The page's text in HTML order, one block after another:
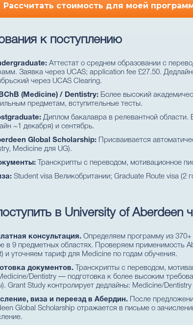
Рассчитать стоимость для моей
к поступлению
Аттестат о среднем образовании с
Заявка через UCAS; application fee £27.50.
через UCAS Clearing.
(Medicine) / Dentistry: Более высокий
предметам, вступительные тесты.
Диплом бакалавра в релевантной
~1 декабря) и сентябрь.
Global Scholarship: Присваивается
Medicine для UG).
Транскрипты с переводом, мотивационное
Student visa Великобритании; Graduate Route visa (2
в University of Aberdeen
консультация. Определяем программу из
в 9 предметных областях. Проверяем применимость
и уточняем тариф для Medicine по годам обучения.
документов. Транскрипты с переводом,
Dentistry — подготовка к более высоким
Grant Study контролирует дедлайны: Medicine/
виза и переезд в Абердин. После
Global Scholarship отражается в письме о